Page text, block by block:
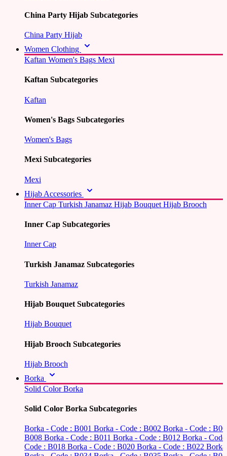
China Party Hijab Subcategories
China Party Hijab
Women Clothing
Kaftan Women's Bags Mexi
Kaftan Subcategories
Kaftan
Women's Bags Subcategories
Women's Bags
Mexi Subcategories
Mexi
Hijab Accessories
Inner Cap Turkish Janamaz Hijab Bouquet Hijab Brooch
Inner Cap Subcategories
Inner Cap
Turkish Janamaz Subcategories
Turkish Janamaz
Hijab Bouquet Subcategories
Hijab Bouquet
Hijab Brooch Subcategories
Hijab Brooch
Borka
Solid Color Borka
Solid Color Borka Subcategories
Borka - Code : B001 Borka - Code : B002 Borka - Code :
B008 Borka - Code : B011 Borka - Code : B012 Borka -
Code : B018 Borka - Code : B020 Borka - Code : B022